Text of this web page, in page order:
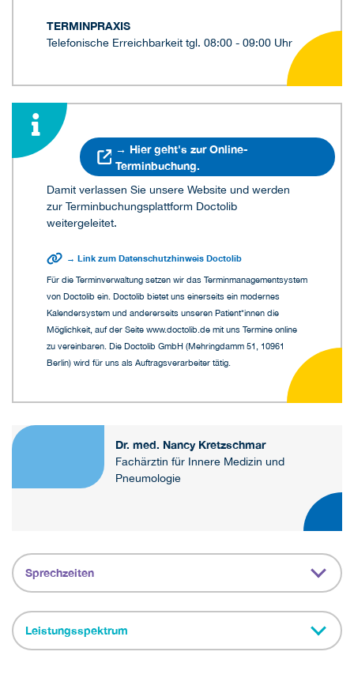
TERMINPRAXIS
Telefonische Erreichbarkeit tgl. 08:00 - 09:00 Uhr
→ Hier geht's zur Online-
Terminbuchung.
Damit verlassen Sie unsere Website und werden
zur Terminbuchungsplattform Doctolib
weitergeleitet.
→ Link zum Datenschutzhinweis Doctolib
Für die Terminverwaltung setzen wir das Terminmanagementsystem
von Doctolib ein. Doctolib bietet uns einerseits ein modernes
Kalendersystem und andererseits unseren Patient*innen die
Möglichkeit, auf der Seite www.doctolib.de mit uns Termine online
zu vereinbaren. Die Doctolib GmbH (Mehringdamm 51, 10961
Berlin) wird für uns als Auftragsverarbeiter tätig.
Dr. med. Nancy Kretzschmar
Fachärztin für Innere Medizin und
Pneumologie
Sprechzeiten
Leistungsspektrum